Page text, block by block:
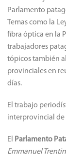
Parlamento
Temas como la
fibra óptica en la
trabajadores
tópicos también
provinciales en
días.
El trabajo
interprovincial de
El Parlamento
Emmanuel